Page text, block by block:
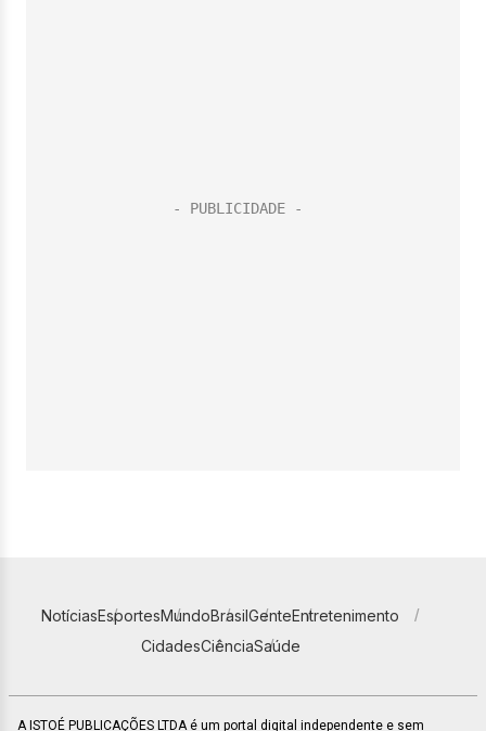
NotíciasEsportesMundoBrasilGenteEntretenimento
CidadesCiênciaSaúde
A ISTOÉ PUBLICAÇÕES LTDA é um portal digital independente e sem